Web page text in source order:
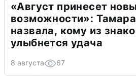
«Август принесет
возможности»:
назвала, кому из
улыбнется удача
8 августа 67